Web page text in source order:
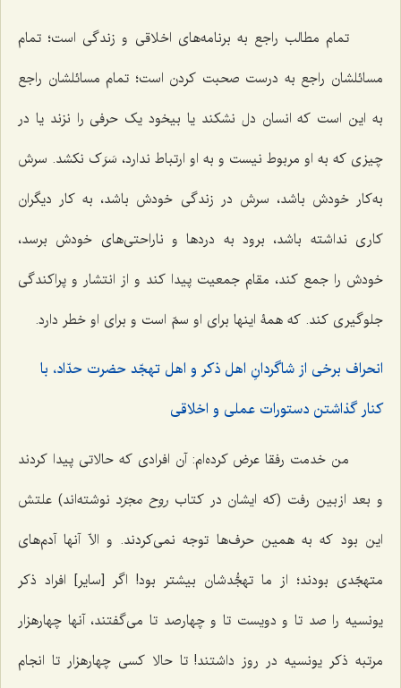
تمام مطالب راجع به برنامه‌های اخلاقی و زندگی است؛ تمام
مسائلشان راجع به درست صحبت کردن است؛ تمام مسائلشان راجع
به این است که انسان دل نشکند یا بیخود یک حرفی را نزند یا در
چیزی که به او مربوط نیست و به او ارتباط ندارد، سَرَک نکشد. سرش
به‌کار خودش باشد، سرش در زندگی خودش باشد، به کار دیگران
کاری نداشته باشد، برود به درد‌ها و ناراحتی‌های خودش برسد،
خودش را جمع کند، مقام جمعیت پیدا کند و از انتشار و پراکندگی
جلوگیری کند. که همۀ اینها برای او سمّ است و برای او خطر دارد.
انحراف برخی از شاگردانِ اهل ذکر و اهل تهجّد حضرت حدّاد، با
کنار گذاشتن دستورات عملی و اخلاقی
من خدمت رفقا عرض کرده‌ام: آن افرادی که حالاتی پیدا کردند
و بعد از بین رفت (که ایشان در کتاب روح مجرّد نوشته‌اند) علتش
این بود که به همین حرف‌ها توجه نمی‌کردند. و الاّ آنها آدم‌های
متهجّدی بودند؛ از ما تهجُّدشان بیشتر بود! اگر [سایر] افراد ذکر
یونسیه را صد تا و دویست‌ تا و چهارصد تا می‌گفتند، آنها چهارهزار
مرتبه ذکر یونسیه در روز داشتند! تا حالا کسی چهارهزار تا انجام